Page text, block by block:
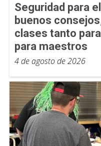
Seguridad para
buenos
clases tanto
para maestros
4 de agosto de 2026